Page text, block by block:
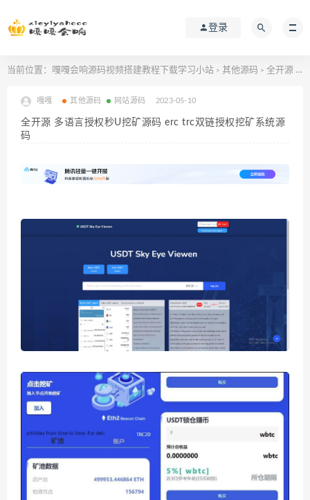
登录
当前位置： 嘎嘎会响源码视频搭建教程下载学习小站 > 其他源码 > 全开源 多语言授权秒U挖矿源码 erc trc双链授权挖矿系统源码
嘎嘎 其他源码 网站源码 2023-05-10
全开源 多语言授权秒U挖矿源码 erc trc双链授权挖矿系统源
码